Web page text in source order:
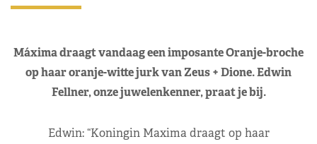
Máxima draagt vandaag een imposante Oranje-broche
op haar oranje-witte jurk van Zeus + Dione. Edwin
Fellner, onze juwelenkenner, praat je bij.
Edwin: “Koningin Maxima draagt op haar